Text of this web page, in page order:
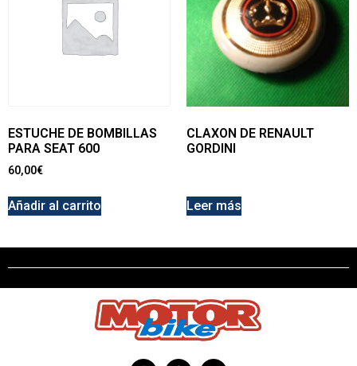
ESTUCHE DE BOMBILLAS
PARA SEAT 600
60,00€
Añadir al carrito
CLAXON DE RENAULT
GORDINI
Leer más